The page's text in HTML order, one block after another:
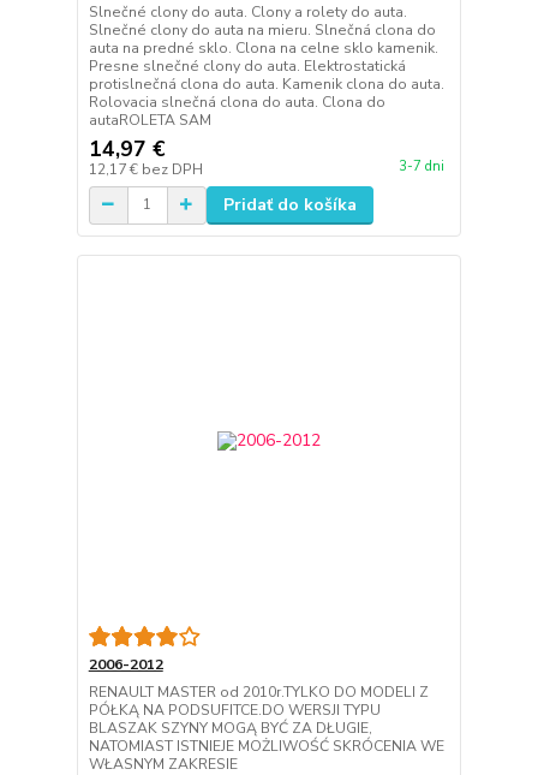
Slnečné clony do auta. Clony a rolety do auta.
Slnečné clony do auta na mieru. Slnečná clona do
auta na predné sklo. Clona na celne sklo kamenik.
Presne slnečné clony do auta. Elektrostatická
protislnečná clona do auta. Kamenik clona do auta.
Rolovacia slnečná clona do auta. Clona do
autaROLETA SAM
14,97 €
12,17 € bez DPH 3-7 dni
Pridať do košíka
2006-2012
RENAULT MASTER od 2010r.TYLKO DO MODELI Z
PÓŁKĄ NA PODSUFITCE.DO WERSJI TYPU
BLASZAK SZYNY MOGĄ BYĆ ZA DŁUGIE,
NATOMIAST ISTNIEJE MOŻLIWOŚĆ SKRÓCENIA WE
WŁASNYM ZAKRESIE